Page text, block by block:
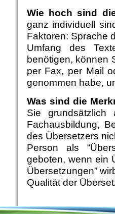
Wie hoch sind
ganz individuell
Faktoren: Sprache
Umfang des
benötigen, können
per Fax, per Mail
genommen habe,
Was sind die
Sie
Fachausbildung,
des Übersetzers
Person als
geboten, wenn ein
Übersetzungen”
Qualität der